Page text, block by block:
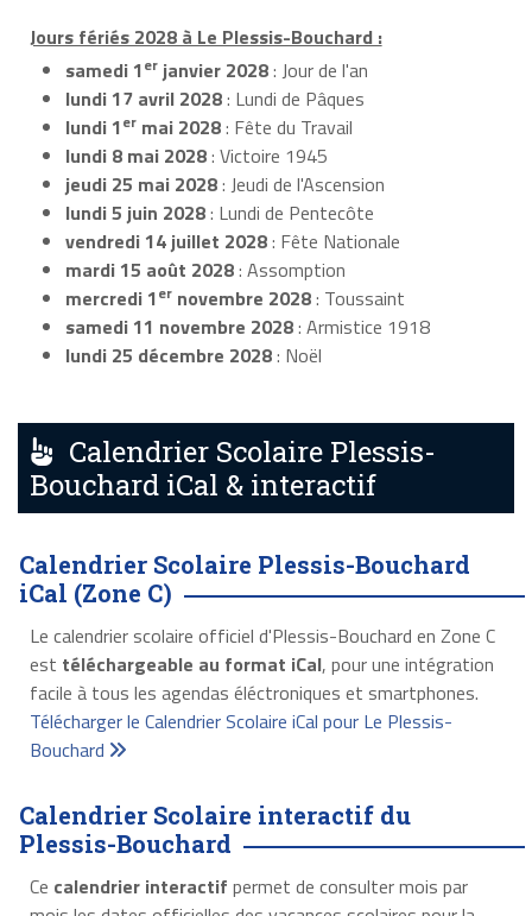
Jours fériés 2028 à Le Plessis-Bouchard :
samedi 1er janvier 2028: Jour de l'an
lundi 17 avril 2028: Lundi de Pâques
lundi 1er mai 2028: Fête du Travail
lundi 8 mai 2028: Victoire 1945
jeudi 25 mai 2028: Jeudi de l'Ascension
lundi 5 juin 2028: Lundi de Pentecôte
vendredi 14 juillet 2028: Fête Nationale
mardi 15 août 2028: Assomption
mercredi 1er novembre 2028: Toussaint
samedi 11 novembre 2028: Armistice 1918
lundi 25 décembre 2028: Noël
Calendrier Scolaire Plessis-
Bouchard iCal & interactif
Calendrier Scolaire Plessis-Bouchard
iCal (Zone C)
Le calendrier scolaire officiel d'Plessis-Bouchard en Zone C
est téléchargeable au format iCal, pour une intégration
facile à tous les agendas éléctroniques et smartphones.
Télécharger le Calendrier Scolaire iCal pour Le Plessis-
Bouchard
Calendrier Scolaire interactif du
Plessis-Bouchard
Ce calendrier interactif permet de consulter mois par